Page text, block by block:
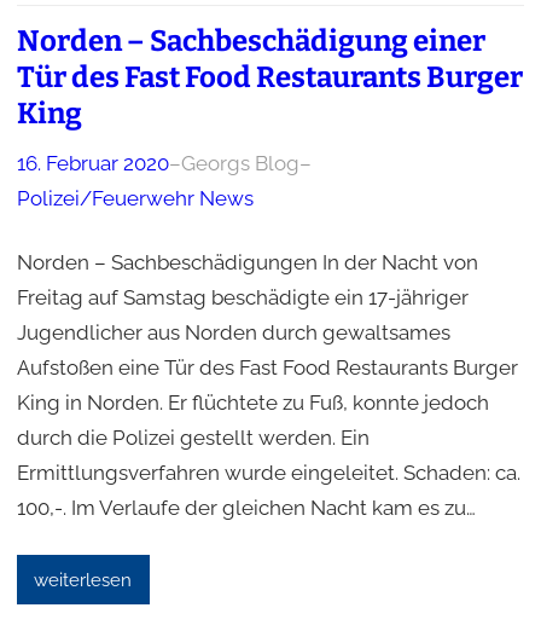
Norden – Sachbeschädigung einer
Tür des Fast Food Restaurants Burger
King
16. Februar 2020–Georgs Blog–
Polizei/Feuerwehr News
Norden – Sachbeschädigungen In der Nacht von
Freitag auf Samstag beschädigte ein 17-jähriger
Jugendlicher aus Norden durch gewaltsames
Aufstoßen eine Tür des Fast Food Restaurants Burger
King in Norden. Er flüchtete zu Fuß, konnte jedoch
durch die Polizei gestellt werden. Ein
Ermittlungsverfahren wurde eingeleitet. Schaden: ca.
100,-. Im Verlaufe der gleichen Nacht kam es zu…
weiterlesen